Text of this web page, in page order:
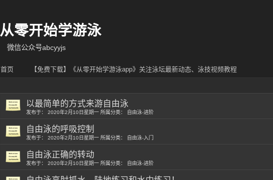
从零开始学游泳
微信公众号abcyyjs
首页 【免费下载】《从零开始学游泳app》关注泳坛最新动态、泳技视频教程
以最简单的方式来游自由泳
发布于： 2020年2月10日星期一 所属分类： 自由泳-进阶
自由泳的呼吸控制
发布于： 2020年2月10日星期一 所属分类： 自由泳-入门
自由泳正确的转动
发布于： 2020年2月10日星期一 所属分类： 自由泳-进阶